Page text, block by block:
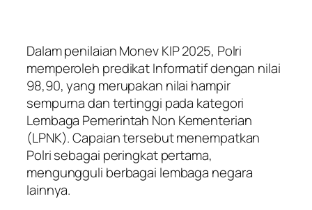
Dalam penilaian Monev KIP 2025, Polri
memperoleh predikat Informatif dengan nilai
98,90, yang merupakan nilai hampir
sempurna dan tertinggi pada kategori
Lembaga Pemerintah Non Kementerian
(LPNK). Capaian tersebut menempatkan
Polri sebagai peringkat pertama,
mengungguli berbagai lembaga negara
lainnya.